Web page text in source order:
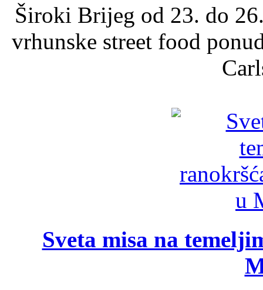
Široki Brijeg od 23. do
vrhunske street food
Sveta misa na